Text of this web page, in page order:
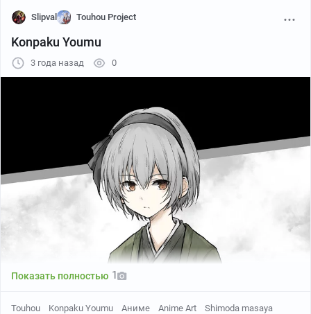
Slipval Touhou Project
Konpaku Youmu
3 года назад 0
Показать полностью 1
Touhou Konpaku Youmu Аниме Anime Art Shimoda masaya